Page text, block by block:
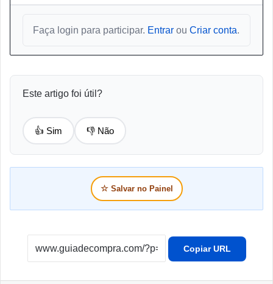
Faça login para participar. Entrar ou Criar conta.
Este artigo foi útil?
👍 Sim 👎 Não
☆ Salvar no Painel
Copiar URL